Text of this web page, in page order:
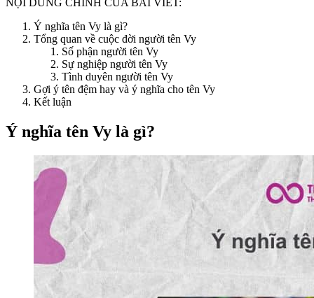
NỘI DUNG CHÍNH CỦA BÀI VIẾT:
Ý nghĩa tên Vy là gì?
Tổng quan về cuộc đời người tên Vy
Số phận người tên Vy
Sự nghiệp người tên Vy
Tình duyên người tên Vy
Gợi ý tên đệm hay và ý nghĩa cho tên Vy
Kết luận
Ý nghĩa tên Vy là gì?